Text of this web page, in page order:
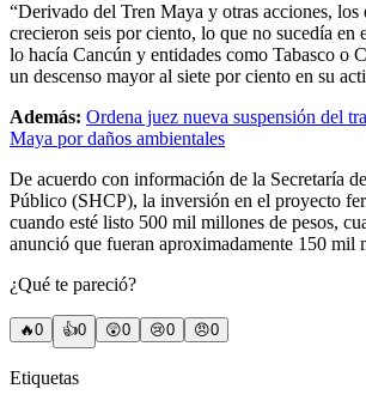
“Derivado del Tren Maya y otras acciones, los
crecieron seis por ciento, lo que no sucedía en
lo hacía Cancún y entidades como Tabasco o
un descenso mayor al siete por ciento en su
Además: Ordena juez nueva suspensión del
Maya por daños ambientales
De acuerdo con información de la Secretaría
Público (SHCP), la inversión en el proyecto
cuando esté listo 500 mil millones de pesos,
anunció que fueran aproximadamente 150 mil
¿Qué te pareció?
🔥0 👍0 😲0 😢0 😠0
Etiquetas